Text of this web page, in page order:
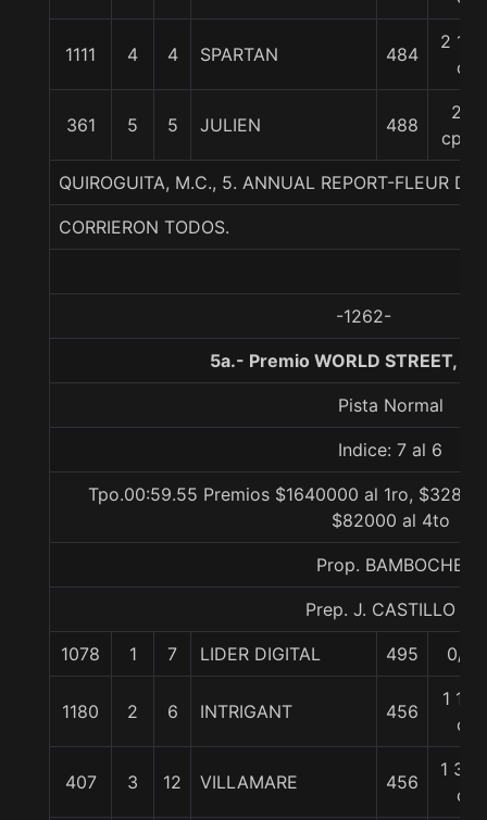
1111 4 4 SPARTAN 484
2 1/2
c
361 5 5 JULIEN 488
27
cpos
QUIROGUITA, M.C., 5. ANNUAL REPORT-FLEUR
CORRIERON TODOS.
-1262-
5a.- Premio WORLD STREET,
Pista Normal
Indice: 7 al 6
Tpo.00:59.55 Premios $1640000 al 1ro,
$82000 al 4to
Prop. BAMBOCHE
Prep. J. CASTILLO L.
1078 1 7 LIDER DIGITAL 495 0/0
1180 2 6 INTRIGANT 456
1 1/4
c
407 3 12 VILLAMARE 456
1 3/4
c